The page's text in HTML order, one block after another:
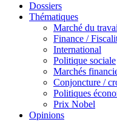
Dossiers
Thématiques
Marché du
Finance /
International
Politique sociale
Marchés
Conjoncture /
Politiques
Prix Nobel
Opinions